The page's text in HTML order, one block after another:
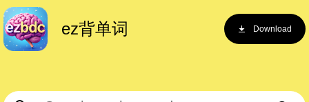
ez背单词 Download